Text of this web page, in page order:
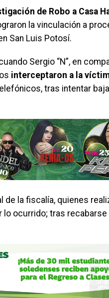
de Robo a Casa
la vinculación a
San Luis Potosí.
Sergio “N”, en
interceptaron a la
tras intentar
de la fiscalía, quienes
ocurrido; tras recabarse